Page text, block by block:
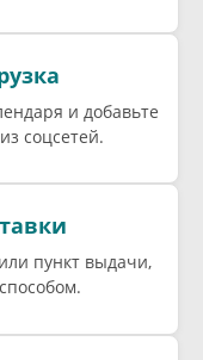
и добавьте
соцсетей.
пункт выдачи,